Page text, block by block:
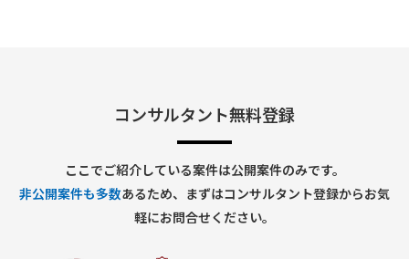
コンサルタント無料登録
ここでご紹介している案件は公開案件のみです。
非公開案件も多数あるため、まずはコンサルタント登録からお気
軽にお問合せください。